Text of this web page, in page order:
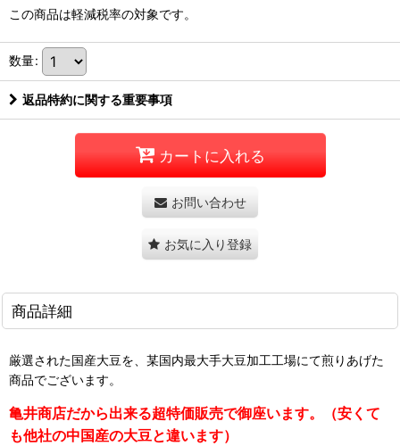
この商品は軽減税率の対象です。
数量:
返品特約に関する重要事項
カートに入れる
お問い合わせ
お気に入り登録
商品詳細
厳選された国産大豆を、某国内最大手大豆加工工場にて煎りあげた
商品でございます。
亀井商店だから出来る超特価販売で御座います。（安くて
も他社の中国産の大豆と違います）